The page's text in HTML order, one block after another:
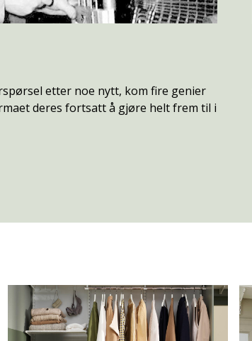
etter noe nytt, kom fire genier
deres fortsatt å gjøre helt frem til i